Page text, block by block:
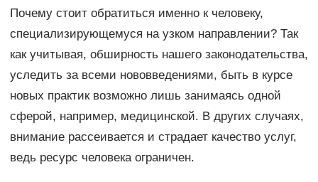
Почему стоит обратиться именно к человеку,
специализирующемуся на узком направлении? Так
как учитывая, обширность нашего законодательства,
уследить за всеми нововведениями, быть в курсе
новых практик возможно лишь занимаясь одной
сферой, например, медицинской. В других случаях,
внимание рассеивается и страдает качество услуг,
ведь ресурс человека ограничен.